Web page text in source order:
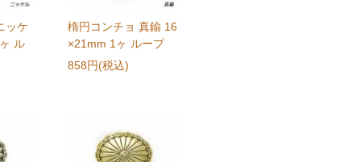
ッケ
ル
楕円コンチョ 真鍮 16
×21mm 1ヶ ループ
858円(税込)